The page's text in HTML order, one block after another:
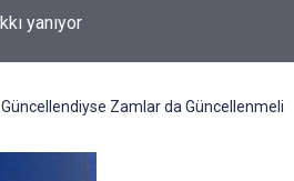
maratonu
Zamlar da Güncellenmeli